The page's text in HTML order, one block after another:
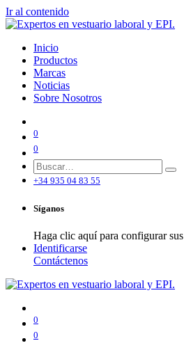
Ir al contenido
Inicio
Productos
Marcas
Noticias
Sobre Nosotros
0
0
+34 935 04 83 55
Síganos
Haga clic aquí para configurar
Identificarse
Contáctenos
0
0